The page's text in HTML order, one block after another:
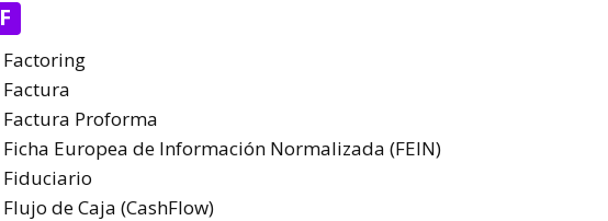
F
Factoring
Factura
Factura Proforma
Ficha Europea de Información Normalizada (FEIN)
Fiduciario
Flujo de Caja (CashFlow)